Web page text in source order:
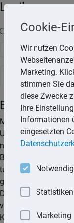
Lexika
Volltext-Suche in
Steuerlexikon
Einnahmen-
Mit der Einnahmen-
Unternehmer ihren
nicht verpflichtet
Bilanz zu ermitteln
tun. Zudem kann die
genutzt werden, falls
Durchschnittssätzen
verpflichtet sind
Cookie-
Wir nutzen
Marketing.
stimmen Sie
diese Zwecke
Ihre
Informationen
eingesetzten
Notwendig
Statistiken
Marketing